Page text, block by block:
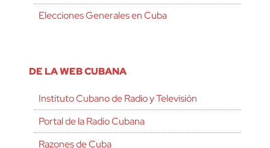
Elecciones Generales en Cuba
DE LA WEB CUBANA
Instituto Cubano de Radio y Televisión
Portal de la Radio Cubana
Razones de Cuba